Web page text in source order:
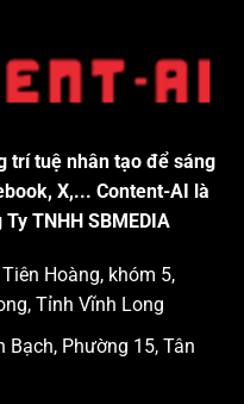
trí tuệ nhân tạo để sáng
X,... Content-AI là
TNHH SBMEDIA
Hoàng, khóm 5,
Tỉnh Vĩnh Long
Bạch, Phường 15, Tân